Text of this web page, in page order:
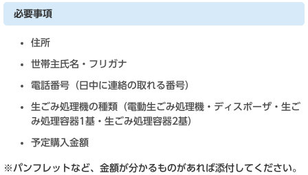
必要事項
住所
世帯主氏名・フリガナ
電話番号（日中に連絡の取れる番号）
生ごみ処理機の種類（電動生ごみ処理機・ディスポーザ・生ご
み処理容器1基・生ごみ処理容器2基）
予定購入金額
※パンフレットなど、金額が分かるものがあれば添付してください。